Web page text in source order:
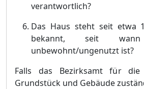
verantwortlich?
Das Haus steht seit etwa
bekannt, seit
unbewohnt/ungenutzt ist?
Falls das Bezirksamt für die
Grundstück und Gebäude zustä